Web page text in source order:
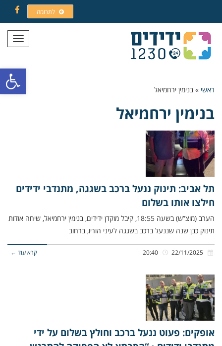
פתח
לתרומה
תפריט
ראשי » בנימין ירחמיאל
בנימין ירחמיאל
תל אביב: תינוק ננעל ברכב בשגגה, מתנדבי ידידים
חילצו אותו בשלום
הערב (מוצ”ש) בשעה 18:55, קיבל מוקדן ידידים, בנימין ירחמיאל, שיחה אודות
תינוק כבן שנה שננעל ברכב בשגגה לעיני הוריו, ברחוב
קרא עוד ←
אופקים: פעוט ננעל ברכב וחולץ בשלום על ידי